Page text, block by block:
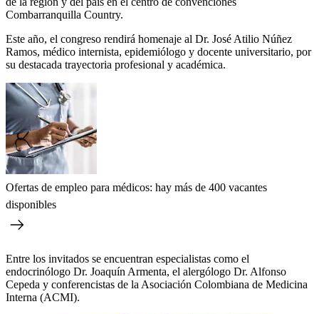
Combarranquilla Country.
Este año, el congreso rendirá homenaje al Dr. José Atilio Núñez
Ramos, médico internista, epidemiólogo y docente universitario, por
su destacada trayectoria profesional y académica.
Ofertas de empleo para médicos: hay más de 400 vacantes
disponibles
Entre los invitados se encuentran especialistas como el
endocrinólogo Dr. Joaquín Armenta, el alergólogo Dr. Alfonso
Cepeda y conferencistas de la Asociación Colombiana de Medicina
Interna (ACMI).